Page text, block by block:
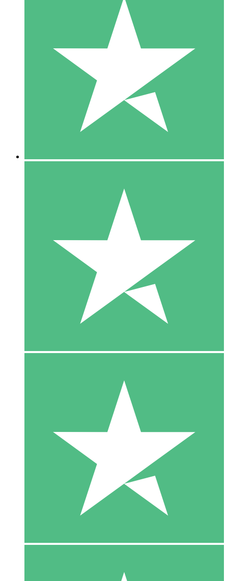
Paquetes de Créditos Individuales
Paga según el uso con créditos de descarga. Sin compromiso
10 00
10 Descargas
20 00